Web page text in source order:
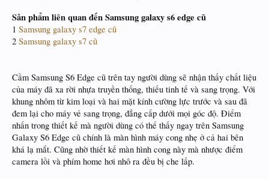
Sản phẩm liên quan đến Samsung galaxy s6 edge cũ
1 Samsung galaxy s7 edge cũ
2 Samsung galaxy s7 cũ
Cầm Samsung S6 Edge cũ trên tay người dùng sẽ nhận thấy chất liệu
của máy đã xa rời nhựa truyền thống, thiếu tinh tế và sang trọng. Với
khung nhôm từ kim loại và hai mặt kính cường lực trước và sau đã
đem lại cho máy vẻ sang trọng, đẳng cấp dưới mọi góc độ. Điểm
nhấn trong thiết kế mà người dùng có thể thấy ngay trên Samsung
Galaxy S6 Edge cũ chính là màn hình máy cong nhẹ ở cả hai bên
khá lạ mắt. Cũng nhờ thiết kế màn hình cong này mà nhược điểm
camera lồi và phím home hơi nhô ra đều bị che lấp.